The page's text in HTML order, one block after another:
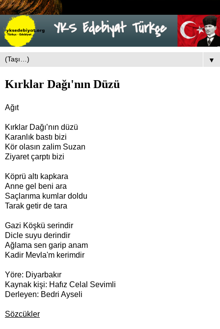
▼
Kırklar Dağı'nın Düzü
Ağıt
Kırklar Dağı’nın düzü
Karanlık bastı bizi
Kör olasın zalim Suzan
Ziyaret çarptı bizi
Köprü altı kapkara
Anne gel beni ara
Saçlarıma kumlar doldu
Tarak getir de tara
Gazi Köşkü serindir
Dicle suyu derindir
Ağlama sen garip anam
Kadir Mevla'm kerimdir
Yöre: Diyarbakır
Kaynak kişi: Hafız Celal Sevimli
Derleyen: Bedri Ayseli
Sözcükler